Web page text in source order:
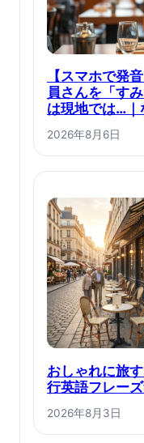
【スマホで発
員さんを「す
は現地では…｜
2026年8月6日
おしゃれに旅
行英語フレー
2026年8月3日